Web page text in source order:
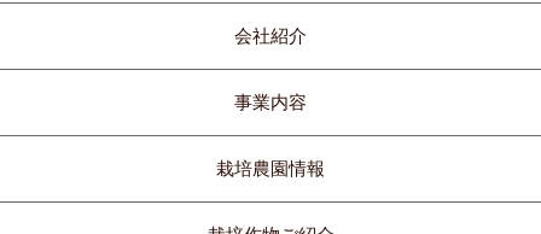
会社紹介
事業内容
栽培農園情報